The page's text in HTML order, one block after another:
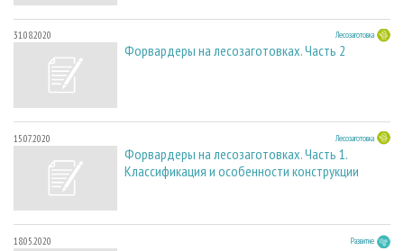
31.08.2020 Лесозаготовка
Форвардеры на лесозаготовках. Часть 2
15.07.2020 Лесозаготовка
Форвардеры на лесозаготовках. Часть 1.
Классификация и особенности конструкции
18.05.2020 Развитие